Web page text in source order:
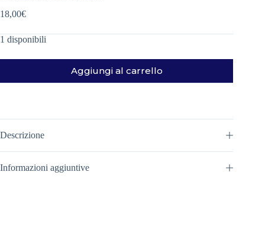
18,00€
1 disponibili
Aggiungi al carrello
Descrizione
Informazioni aggiuntive